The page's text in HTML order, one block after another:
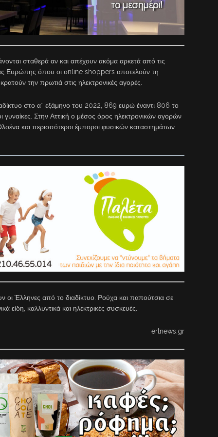
σταθερά αν και απέχουν ακόμα αρκετά από τις
Ευρώπης όπου οι οnline shoppers αποτελούν τη
την πρωτιά στις ηλεκτρονικές αγορές.
στο α΄ εξάμηνο του 2022, 869 ευρώ έναντι 806 το
γυναίκες. Στην Αττική ο μέσος όρος ηλεκτρονικών αγορών
και περισσότεροι έμποροι φυσικών καταστημάτων
οι Έλληνες από το διαδίκτυο. Ρούχα και παπούτσια σε
είδη, καλλυντικά και ηλεκτρικές συσκευές.
ertnews.gr